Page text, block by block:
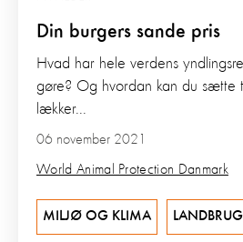
Din burgers sande pris
06 november 2021
World Animal Protection Danmark
Hvad har hele verdens
gøre? Og hvordan kan du sætte
lækker...
MILJØ OG KLIMA LANDBRUG